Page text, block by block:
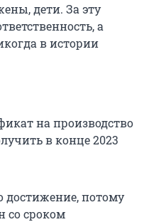
дети. За эту
а
в истории
на производство
в конце 2023
потому
со сроком